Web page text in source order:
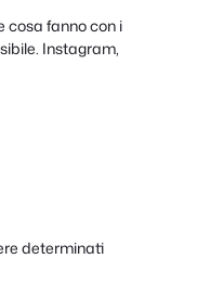
cosa fanno con i
Instagram,
determinati